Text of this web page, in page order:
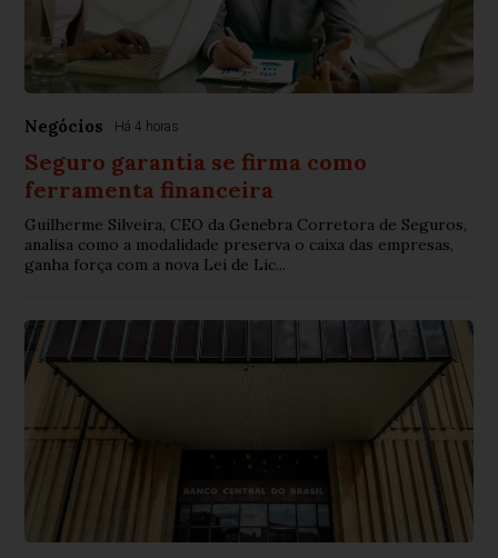
Negócios Há 4 horas
Seguro garantia se firma como
ferramenta financeira
Guilherme Silveira, CEO da Genebra Corretora de Seguros,
analisa como a modalidade preserva o caixa das empresas,
ganha força com a nova Lei de Lic...